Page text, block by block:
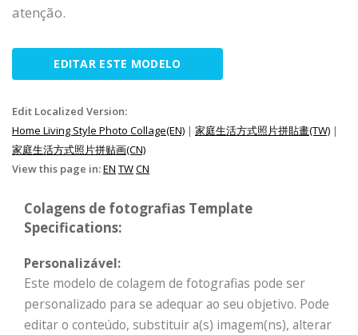
atenção.
EDITAR ESTE MODELO
Edit Localized Version:
Home Living Style Photo Collage(EN) | 家庭生活方式照片拼貼畫(TW) |
家庭生活方式照片拼贴画(CN)
View this page in:EN TWCN
Colagens de fotografias Template
Specifications:
Personalizável:
Este modelo de colagem de fotografias pode ser
personalizado para se adequar ao seu objetivo. Pode
editar o conteúdo, substituir a(s) imagem(ns), alterar